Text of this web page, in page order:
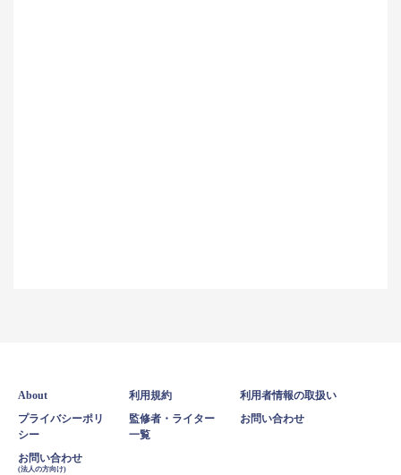
About 利用規約 利用者情報の取扱い
プライバシーポリ
シー
監修者・ライター
一覧
お問い合わせ
お問い合わせ
(法人の方向け)